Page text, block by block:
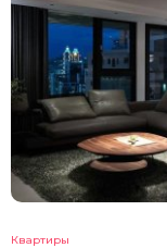
Квартиры